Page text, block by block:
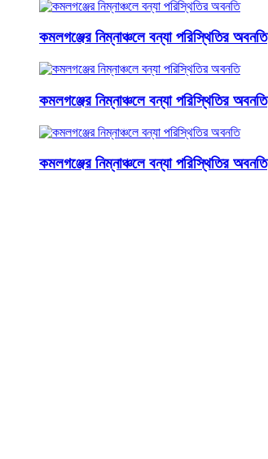
কমলগঞ্জের নিম্নাঞ্চলে বন্যা পরিস্থিতির অবনতি
কমলগঞ্জের নিম্নাঞ্চলে বন্যা পরিস্থিতির অবনতি
কমলগঞ্জের নিম্নাঞ্চলে বন্যা পরিস্থিতির অবনতি